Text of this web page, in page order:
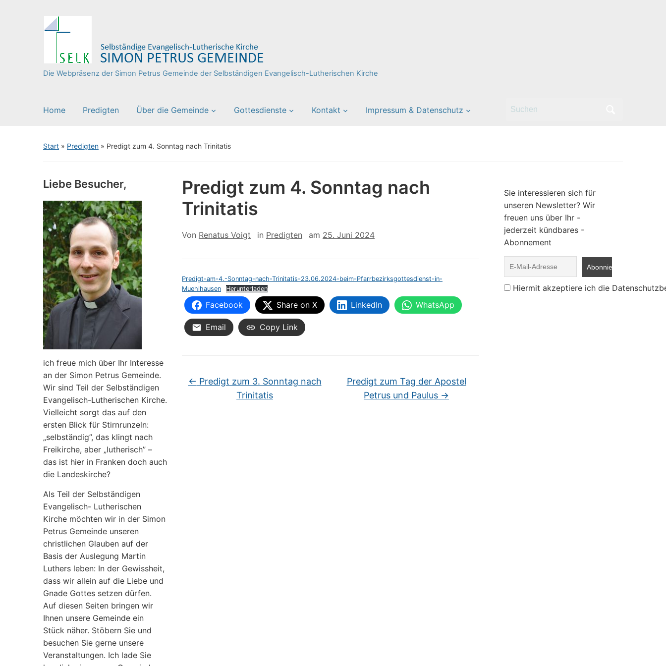
Die Webpräsenz der Simon Petrus Gemeinde der Selbständigen Evangelisch-Lutherischen Kirche
Home Predigten Über die Gemeinde Gottesdienste Kontakt Impressum & Datenschutz
Search
Start » Predigten » Predigt zum 4. Sonntag nach Trinitatis
Liebe Besucher,
ich freue mich über Ihr Interesse
an der Simon Petrus Gemeinde.
Wir sind Teil der Selbständigen
Evangelisch-Lutherischen Kirche.
Vielleicht sorgt das auf den
ersten Blick für Stirnrunzeln:
„selbständig”, das klingt nach
Freikirche, aber „lutherisch” –
das ist hier in Franken doch auch
die Landeskirche?
Als Teil der Selbständigen
Evangelisch- Lutherischen
Kirche möchten wir in der Simon
Petrus Gemeinde unseren
christlichen Glauben auf der
Basis der Auslegung Martin
Luthers leben: In der Gewissheit,
dass wir allein auf die Liebe und
Gnade Gottes setzen dürfen.
Auf diesen Seiten bringen wir
Ihnen unsere Gemeinde ein
Stück näher. Stöbern Sie und
besuchen Sie gerne unsere
Veranstaltungen. Ich lade Sie
Predigt zum 4. Sonntag nach
Trinitatis
Von Renatus Voigt in Predigten am 25. Juni 2024
Predigt-am-4.-Sonntag-nach-Trinitatis-23.06.2024-beim-Pfarrbezirksgottesdienst-in-
Muehlhausen
Herunterladen
Facebook Share on X LinkedIn WhatsApp
Email Copy Link
← Predigt zum 3. Sonntag nach
Trinitatis
Predigt zum Tag der Apostel
Petrus und Paulus →
Sie interessieren sich für
unseren Newsletter? Wir
freuen uns über Ihr -
jederzeit kündbares -
Abonnement
Hiermit akzeptiere ich die